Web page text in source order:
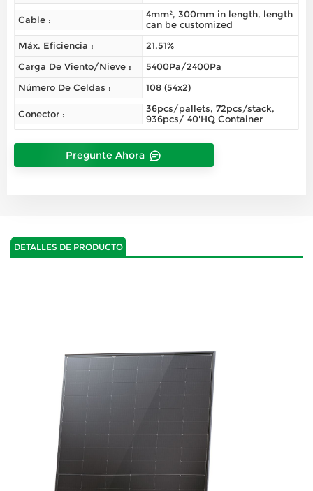
Cable :
4mm², 300mm in length, length
can be customized
Máx. Eficiencia :
21.51%
Carga De Viento/nieve :
5400Pa/2400Pa
Número De Celdas :
108 (54x2)
Conector :
36pcs/pallets, 72pcs/stack,
936pcs/ 40'HQ Container
Pregunte Ahora
DETALLES DE PRODUCTO